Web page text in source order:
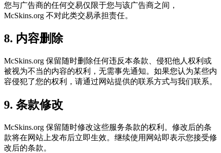
您与广告商的任何交易仅限于您与该广告商之间，
McSkins.org 不对此类交易承担责任。
8. 内容删除
McSkins.org 保留随时删除任何违反本条款、侵犯他人权利或
被视为不当的内容的权利，无需事先通知。如果您认为某些内
容侵犯了您的权利，请通过网站提供的联系方式与我们联系。
9. 条款修改
McSkins.org 保留随时修改这些服务条款的权利。修改后的条
款将在网站上发布后立即生效。继续使用网站即表示您接受修
改后的条款。